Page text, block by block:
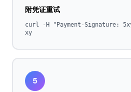
附凭证重试
curl -H "Payment-Signature:
xy
5